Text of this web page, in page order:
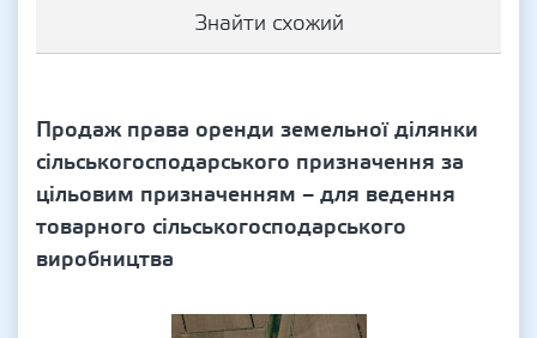
Знайти схожий
Продаж права оренди земельної ділянки
сільськогосподарського призначення за
цільовим призначенням – для ведення
товарного сільськогосподарського
виробництва